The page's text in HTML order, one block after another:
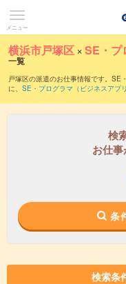
メニュー
横浜市戸塚区 ×SE・プ
一覧
戸塚区の派遣のお仕事情報です。SE
に、 SE・プログラマ（ビジネスアプ
種辞典：SE・プログラマ（データベ
検
お仕
条
検索条